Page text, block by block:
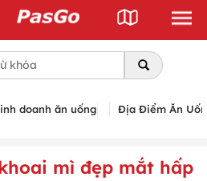
doanh ăn uống Địa Điểm Ăn
mì đẹp mắt hấp